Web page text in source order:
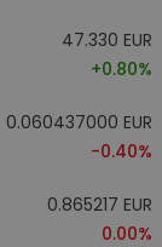
47.330 EUR
+0.80%
0.060437000 EUR
-0.40%
0.865217 EUR
0.00%